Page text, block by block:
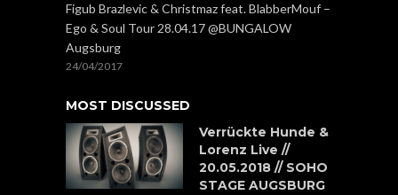
Figub Brazlevic & Christmaz feat. BlabberMouf –
Ego & Soul Tour 28.04.17 @BUNGALOW
Augsburg
24/04/2017
MOST DISCUSSED
Verrückte Hunde &
Lorenz Live //
20.05.2018 // SOHO
STAGE AUGSBURG